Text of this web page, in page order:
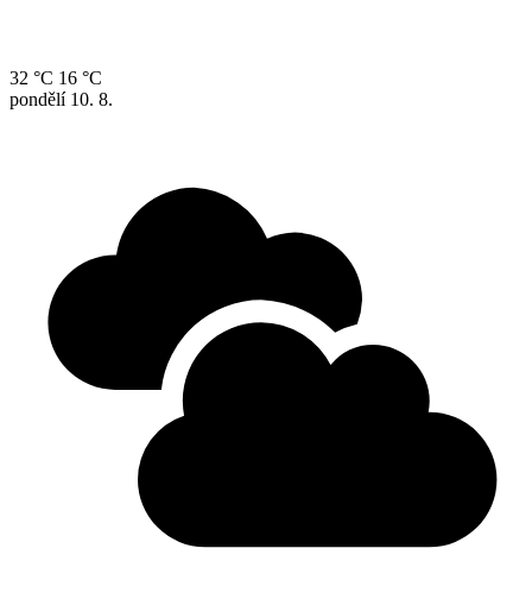
32 °C 16 °C
pondělí 10. 8.